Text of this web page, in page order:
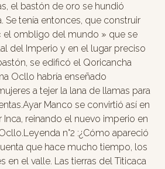
el bastón de oro se hundió
Se tenía entonces, que construir
el ombligo del mundo » que se
del Imperio y en el lugar preciso
se edificó el Qoricancha
Ocllo habría enseñado
a tejer la lana de llamas para
Manco se convirtió así en
Inca, reinando el nuevo imperio en
n°2 :¿Cómo apareció
que hace mucho tiempo, los
en el valle. Las tierras del Titicaca